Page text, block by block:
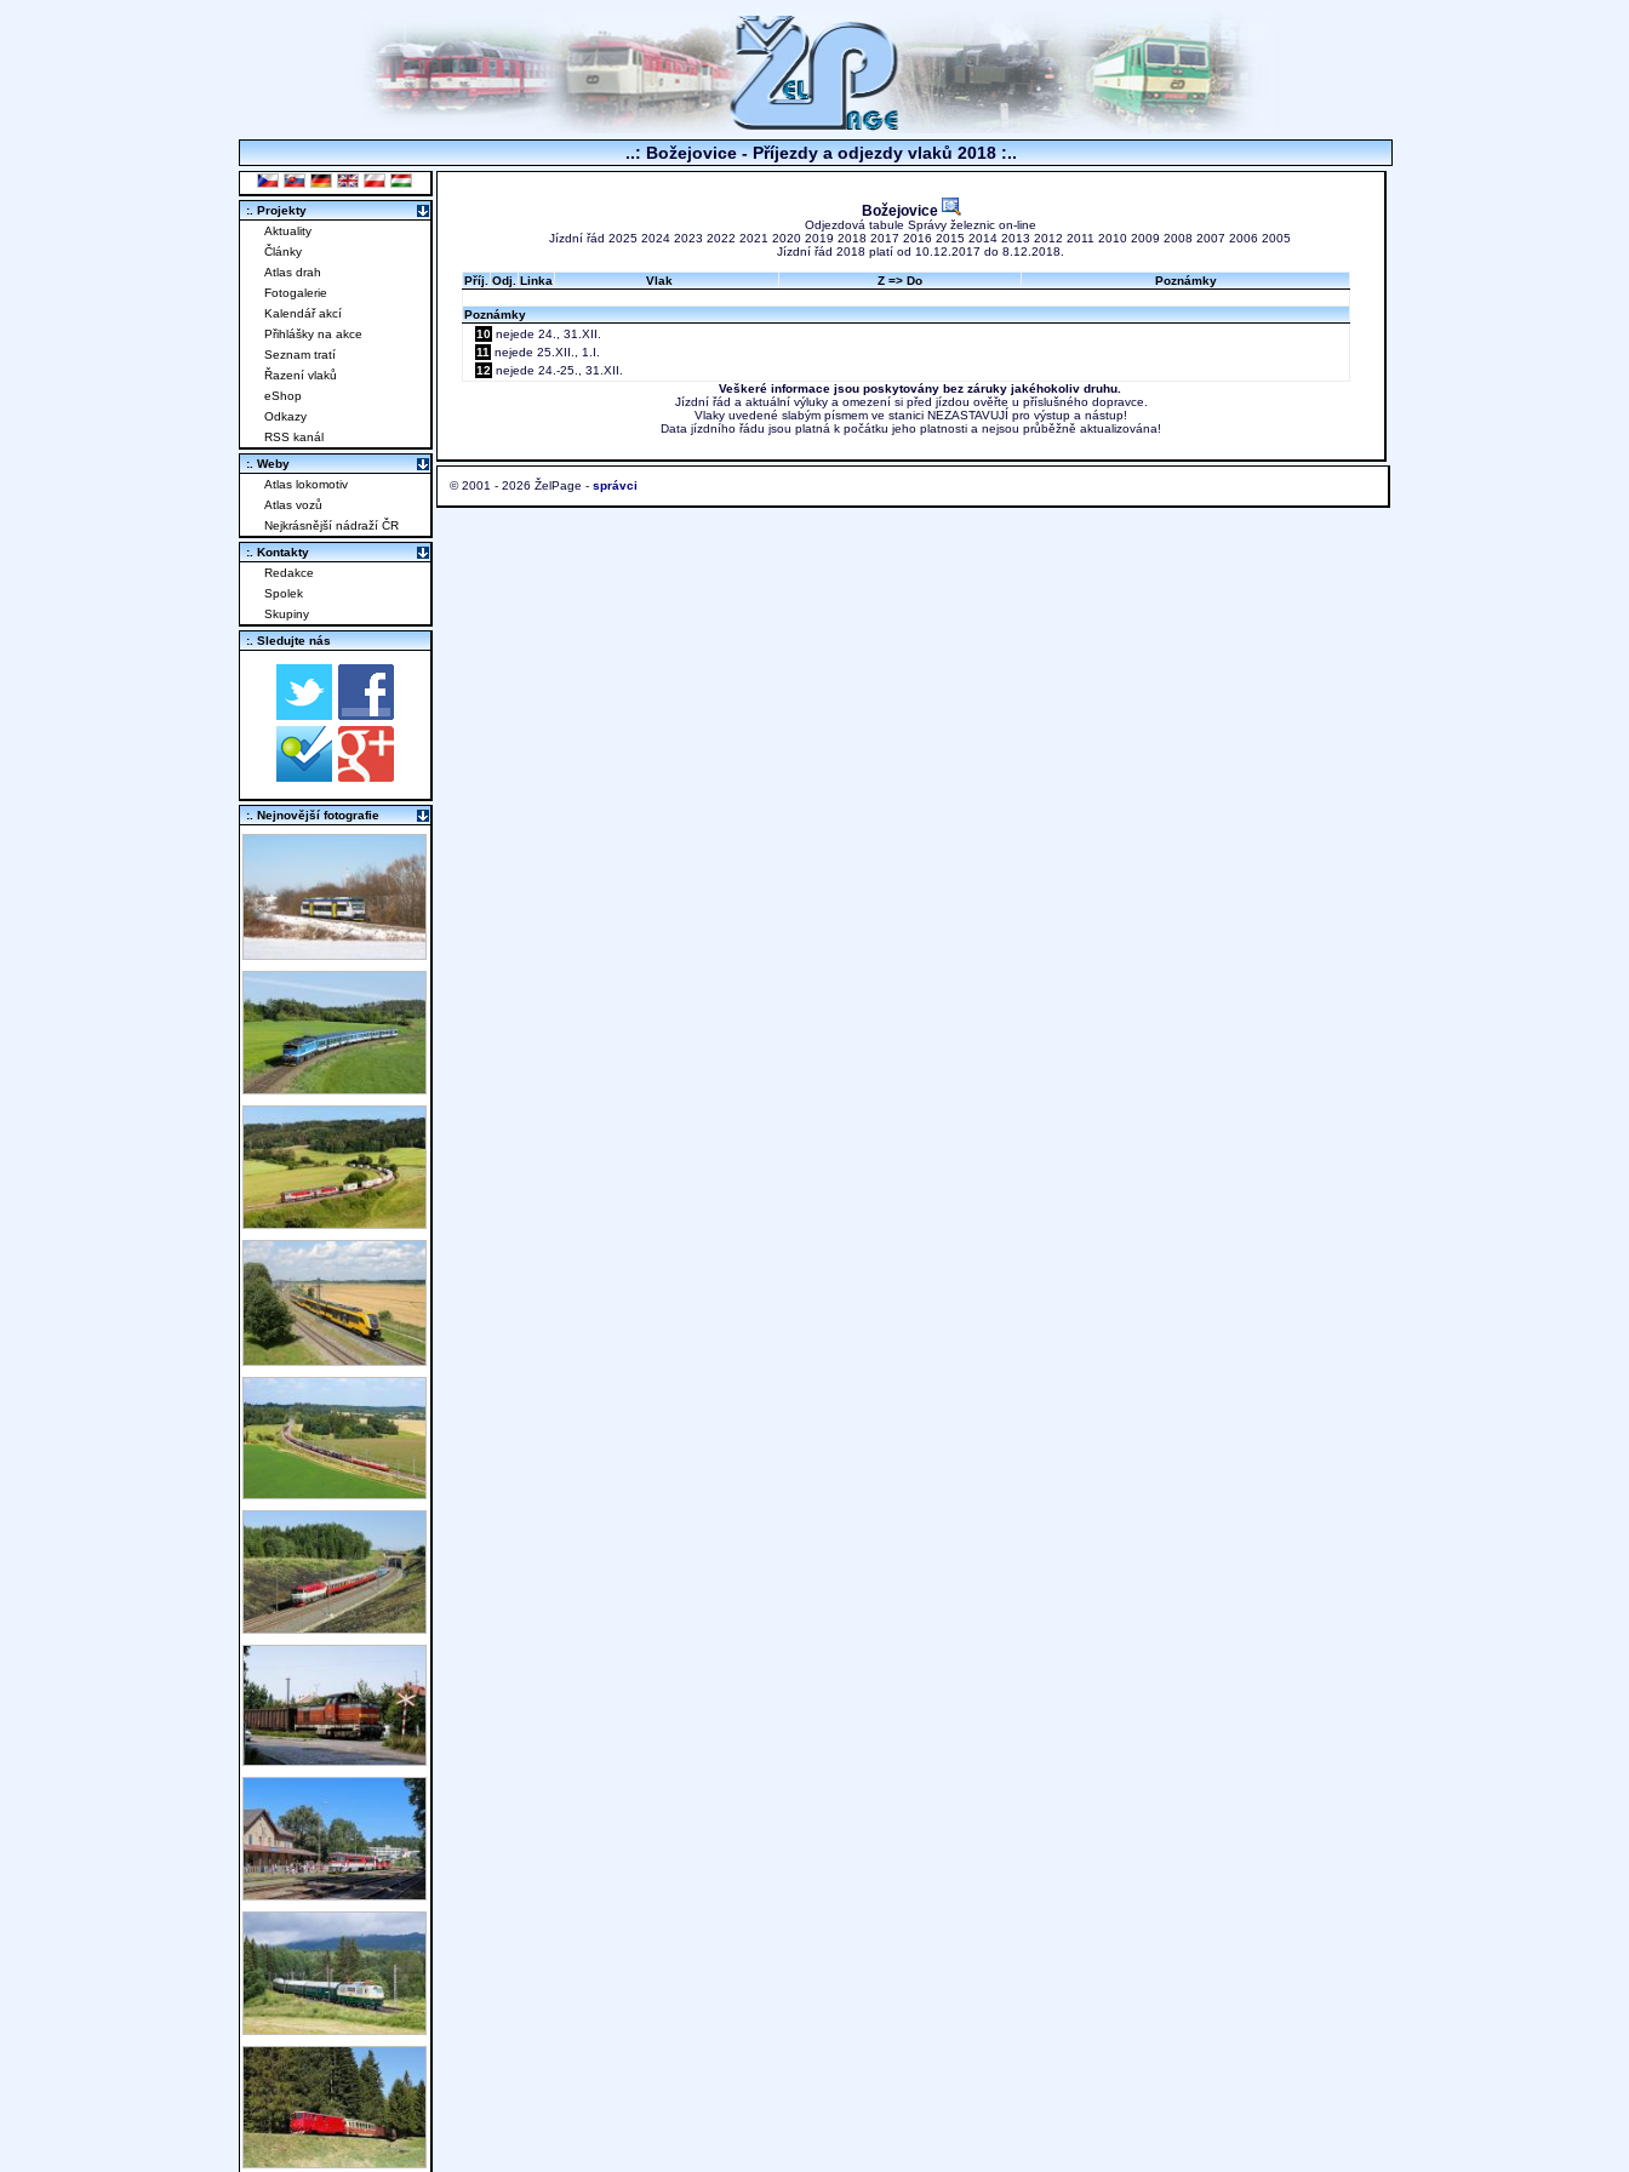
..: Božejovice - Příjezdy a odjezdy vlaků 2018 :..
Božejovice
Odjezdová tabule Správy železnic on-line
Jízdní řád 2025 2024 2023 2022 2021 2020 2019 2018 2017 2016 2015 2014 2013 2012 2011 2010 2009 2008 2007 2006 2005
Jízdní řád 2018 platí od 10.12.2017 do 8.12.2018.
Příj. Odj. Linka Vlak Z => Do Poznámky
Poznámky
10 nejede 24., 31.XII.
11 nejede 25.XII., 1.I.
12 nejede 24.-25., 31.XII.
Veškeré informace jsou poskytovány bez záruky jakéhokoliv druhu.
Jízdní řád a aktuální výluky a omezení si před jízdou ověřte u příslušného dopravce.
Vlaky uvedené slabým písmem ve stanici NEZASTAVUJÍ pro výstup a nástup!
Data jízdního řádu jsou platná k počátku jeho platnosti a nejsou průběžně aktualizována!
© 2001 - 2026 ŽelPage - správci
:. Projekty
Aktuality
Články
Atlas drah
Fotogalerie
Kalendář akcí
Přihlášky na akce
Seznam tratí
Řazení vlaků
eShop
Odkazy
RSS kanál
:. Weby
Atlas lokomotiv
Atlas vozů
Nejkrásnější nádraží ČR
:. Kontakty
Redakce
Spolek
Skupiny
:. Sledujte nás
:. Nejnovější fotografie